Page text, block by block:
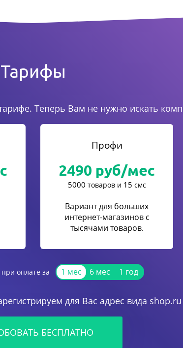
Тарифы
Теперь Вам не нужно искать
Профи
2490 руб/мес
5000 товаров и 15 смс
Вариант для больших
интернет-магазинов с
тысячами товаров.
оплате за 1 мес 6 мес 1 год
для Вас адрес вида
БЕСПЛАТНО